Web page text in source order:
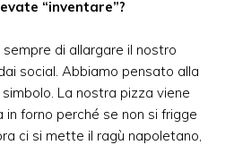
“inventare”?
sempre di allargare il nostro
social. Abbiamo pensato alla
La nostra pizza viene
forno perché se non si frigge
ci si mette il ragù napoletano,